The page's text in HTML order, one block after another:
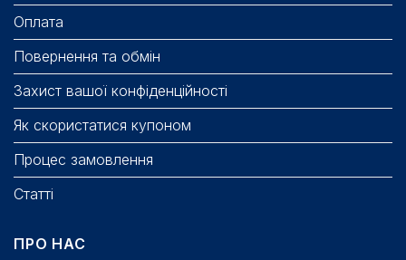
Оплата
Повернення та обмін
Захист вашої конфіденційності
Як скористатися купоном
Процес замовлення
Статті
ПРО НАС